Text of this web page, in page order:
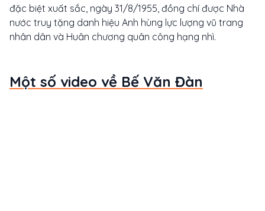
đặc biệt xuất sắc, ngày 31/8/1955, đồng chí được Nhà
nước truy tặng danh hiệu Anh hùng lực lượng vũ trang
nhân dân và Huân chương quân công hạng nhì.
Một số video về Bế Văn Đàn